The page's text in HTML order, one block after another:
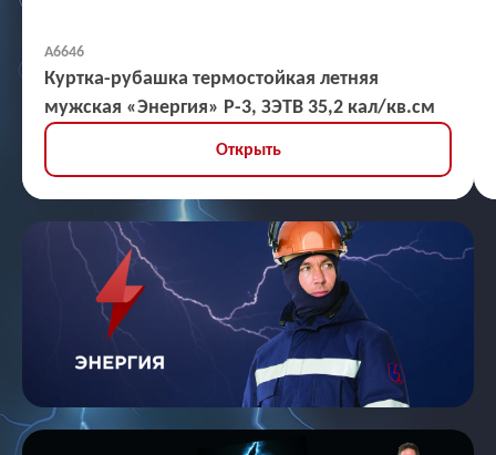
А6646
Куртка-рубашка термостойкая летняя
мужская «Энергия» Р-3, ЗЭТВ 35,2 кал/кв.см
Открыть